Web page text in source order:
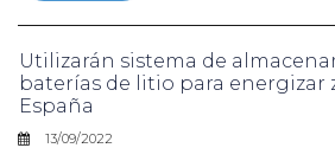
Utilizarán sistema de
baterías de litio para energizar
España
13/09/2022